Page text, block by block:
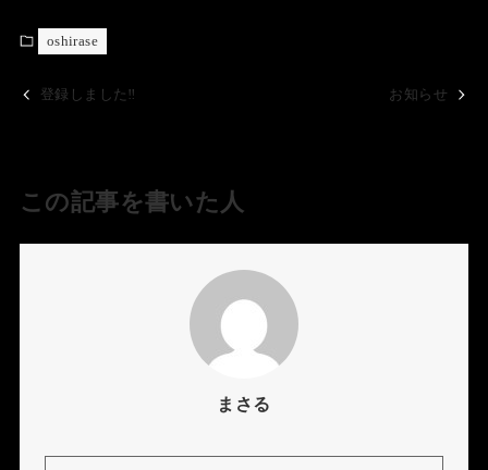
oshirase
登録しました‼️ お知らせ
この記事を書いた人
まさる